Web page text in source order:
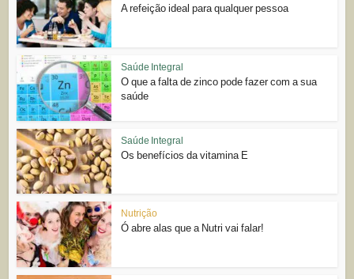
A refeição ideal para qualquer pessoa
Saúde Integral
O que a falta de zinco pode fazer com a sua
saúde
Saúde Integral
Os benefícios da vitamina E
Nutrição
Ó abre alas que a Nutri vai falar!